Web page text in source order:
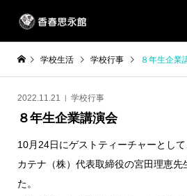
学校生活 学校行事 ８年生企業
2022.11.21 学校行事
８年生企業講演会
10月24日にゲストティーチャーとして
カテナ（株）代表取締役の宮田理恵先
た。